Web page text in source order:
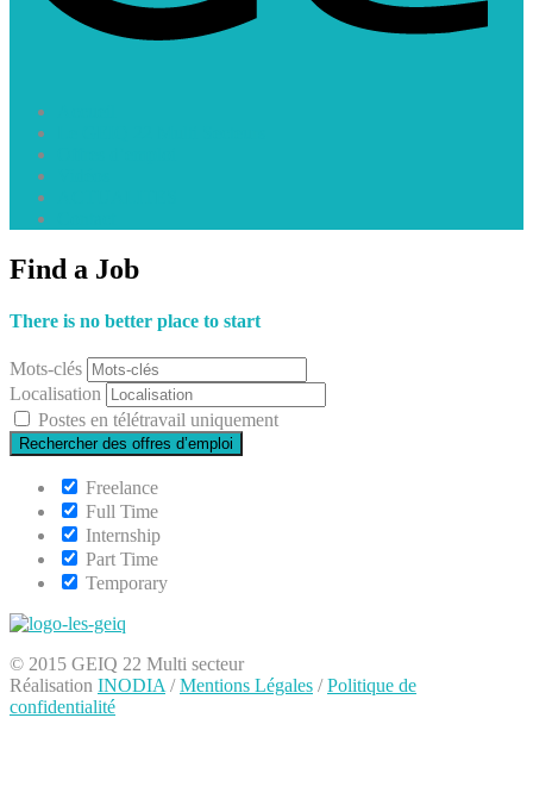
Find a Job
There is no better place to start
Mots-clés
Localisation
Postes en télétravail uniquement
Freelance
Full Time
Internship
Part Time
Temporary
© 2015 GEIQ 22 Multi secteur
Réalisation INODIA/Mentions Légales /Politique de
confidentialité